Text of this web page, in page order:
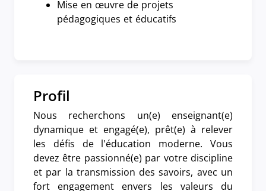
Mise en œuvre de projets
pédagogiques et éducatifs
Profil
Nous recherchons un(e) enseignant(e)
dynamique et engagé(e), prêt(e) à relever
les défis de l'éducation moderne. Vous
devez être passionné(e) par votre discipline
et par la transmission des savoirs, avec un
fort engagement envers les valeurs du